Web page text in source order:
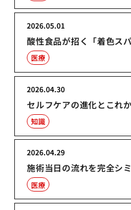
酸性食品が招く「着色ス
2026.05.01
医療
セルフケアの進化とこれ
2026.04.30
知識
施術当日の流れを完全シ
2026.04.29
医療